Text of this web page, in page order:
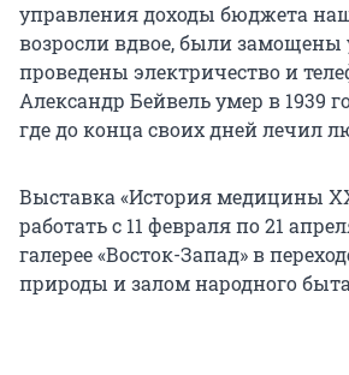
управления доходы бюджета
возросли вдвое, были
проведены электричество и
Александр Бейвель умер в 1939
где до конца своих дней лечил
Выставка «История медицины
работать с 11 февраля по 21
галерее «Восток-Запад» в
природы и залом народного